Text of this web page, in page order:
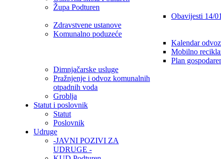
Župa Podturen
Obavijesti 14/
Zdravstvene ustanove
Komunalno poduzeće
Kalendar
Mobilno
Plan
Dimnjačarske usluge
Pražnjenje i odvoz komunalnih
otpadnih voda
Groblja
Statut i poslovnik
Statut
Poslovnik
Udruge
-JAVNI POZIVI ZA
UDRUGE -